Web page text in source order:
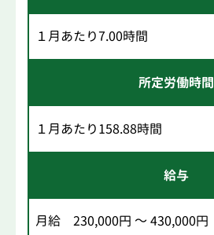
１月あたり7.00時間
所定労働時間
１月あたり158.88時間
給与
月給 230,000円 ～ 430,000円